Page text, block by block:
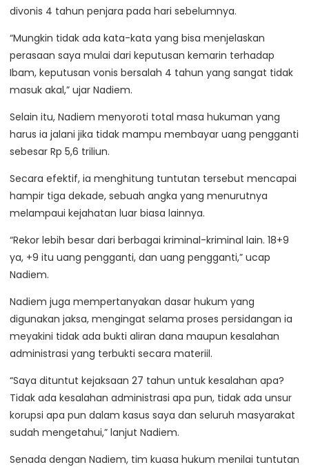
divonis 4 tahun penjara pada hari sebelumnya.
“Mungkin tidak ada kata-kata yang bisa menjelaskan
perasaan saya mulai dari keputusan kemarin terhadap
Ibam, keputusan vonis bersalah 4 tahun yang sangat tidak
masuk akal,” ujar Nadiem.
Selain itu, Nadiem menyoroti total masa hukuman yang
harus ia jalani jika tidak mampu membayar uang pengganti
sebesar Rp 5,6 triliun.
Secara efektif, ia menghitung tuntutan tersebut mencapai
hampir tiga dekade, sebuah angka yang menurutnya
melampaui kejahatan luar biasa lainnya.
“Rekor lebih besar dari berbagai kriminal-kriminal lain. 18+9
ya, +9 itu uang pengganti, dan uang pengganti,” ucap
Nadiem.
Nadiem juga mempertanyakan dasar hukum yang
digunakan jaksa, mengingat selama proses persidangan ia
meyakini tidak ada bukti aliran dana maupun kesalahan
administrasi yang terbukti secara materiil.
“Saya dituntut kejaksaan 27 tahun untuk kesalahan apa?
Tidak ada kesalahan administrasi apa pun, tidak ada unsur
korupsi apa pun dalam kasus saya dan seluruh masyarakat
sudah mengetahui,” lanjut Nadiem.
Senada dengan Nadiem, tim kuasa hukum menilai tuntutan